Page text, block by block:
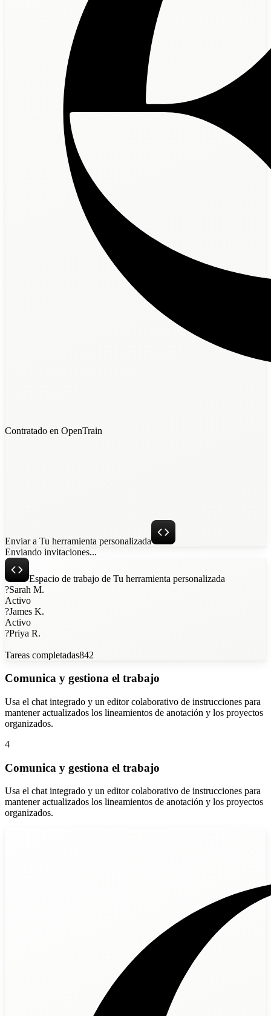
Contratado en OpenTrain
Enviar a Tu herramienta personalizada
Enviando invitaciones...
Espacio de trabajo de Tu herramienta personalizada
?Sarah M.
Activo
?James K.
Activo
?Priya R.
Tareas completadas842
Comunica y gestiona el trabajo
Usa el chat integrado y un editor colaborativo de instrucciones para
mantener actualizados los lineamientos de anotación y los proyectos
organizados.
4
Comunica y gestiona el trabajo
Usa el chat integrado y un editor colaborativo de instrucciones para
mantener actualizados los lineamientos de anotación y los proyectos
organizados.